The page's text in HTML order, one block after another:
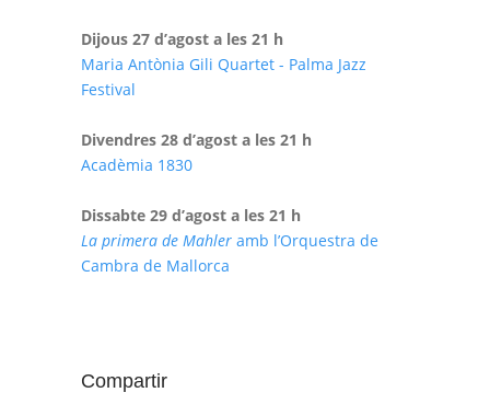
Dijous 27 d’agost a les 21 h
Maria Antònia Gili Quartet - Palma Jazz
Festival
Divendres 28 d’agost a les 21 h
Acadèmia 1830
Dissabte 29 d’agost a les 21 h
La primera de Mahler amb l’Orquestra de
Cambra de Mallorca
Compartir